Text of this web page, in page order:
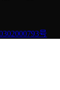
号